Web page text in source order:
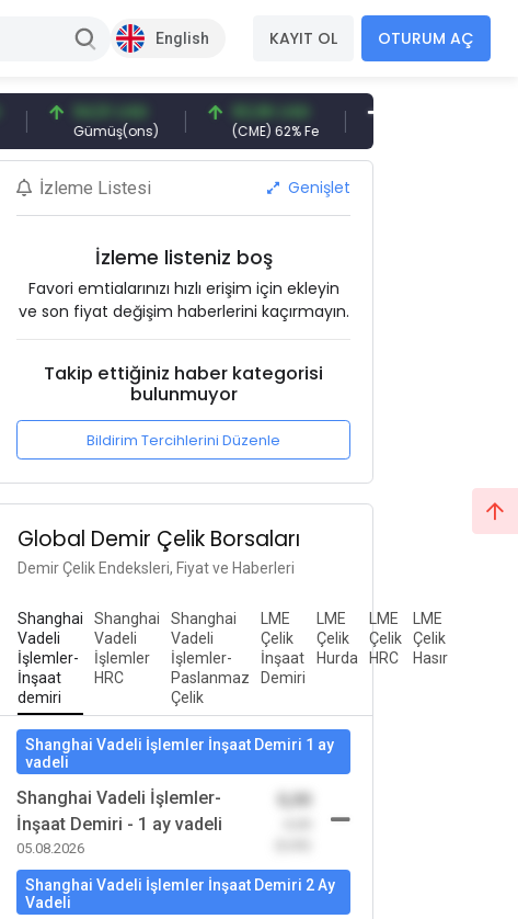
English KAYIT OL OTURUM AÇ
94,51 USD
Gümüş(ons)
93,96 USD
(CME) 62% Fe
377,25 USD
Gemi Söküm
İzleme Listesi Genişlet
İzleme listeniz boş
Favori emtialarınızı hızlı erişim için ekleyin
ve son fiyat değişim haberlerini kaçırmayın.
Takip ettiğiniz haber kategorisi
bulunmuyor
Bildirim Tercihlerini Düzenle
Global Demir Çelik Borsaları
Demir Çelik Endeksleri, Fiyat ve Haberleri
Shanghai
Vadeli
İşlemler-
İnşaat
demiri
Shanghai
Vadeli
İşlemler
HRC
Shanghai
Vadeli
İşlemler-
Paslanmaz
Çelik
LME
Çelik
İnşaat
Demiri
LME
Çelik
Hurda
LME
Çelik
HRC
LME
Çelik
Hasır
Shanghai Vadeli İşlemler İnşaat Demiri 1 ay
vadeli
Shanghai Vadeli İşlemler-
İnşaat Demiri - 1 ay vadeli
05.08.2026
Shanghai Vadeli İşlemler İnşaat Demiri 2 Ay
Vadeli